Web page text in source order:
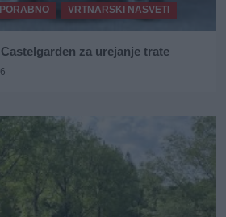
VRTNARSKI NASVETI
za urejanje trate